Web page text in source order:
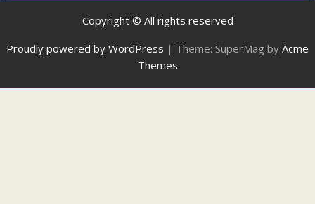
Copyright © All rights reserved
Proudly powered by WordPress | Theme: SuperMag by Acme
Themes